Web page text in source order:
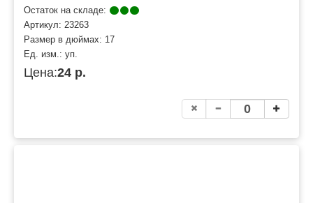
Остаток на складе:
Артикул: 23263
Размер в дюймах: 17
Ед. изм.: уп.
Цена:24 р.